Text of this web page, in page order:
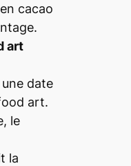
cacao
art
date
art.
le
la